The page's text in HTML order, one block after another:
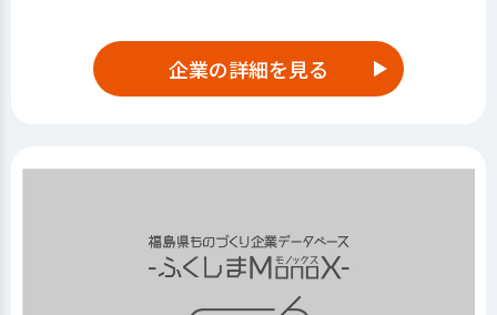
企業の詳細を見る